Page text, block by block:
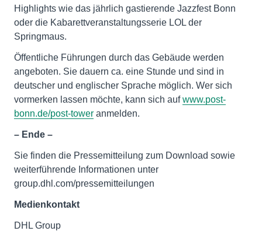
Highlights wie das jährlich gastierende Jazzfest Bonn
oder die Kabarettveranstaltungsserie LOL der
Springmaus.
Öffentliche Führungen durch das Gebäude werden
angeboten. Sie dauern ca. eine Stunde und sind in
deutscher und englischer Sprache möglich. Wer sich
vormerken lassen möchte, kann sich aufwww.post-
bonn.de/post-tower anmelden.
– Ende –
Sie finden die Pressemitteilung zum Download sowie
weiterführende Informationen unter
group.dhl.com/pressemitteilungen
Medienkontakt
DHL Group